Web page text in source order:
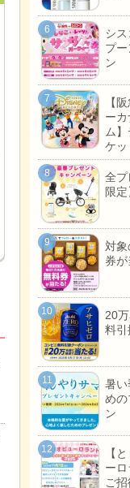
シ
プ
ン
【
ー
ム
ケッ
全プ
限
対象
券
20
料引
暑い
めの
ン
【
ー
ご